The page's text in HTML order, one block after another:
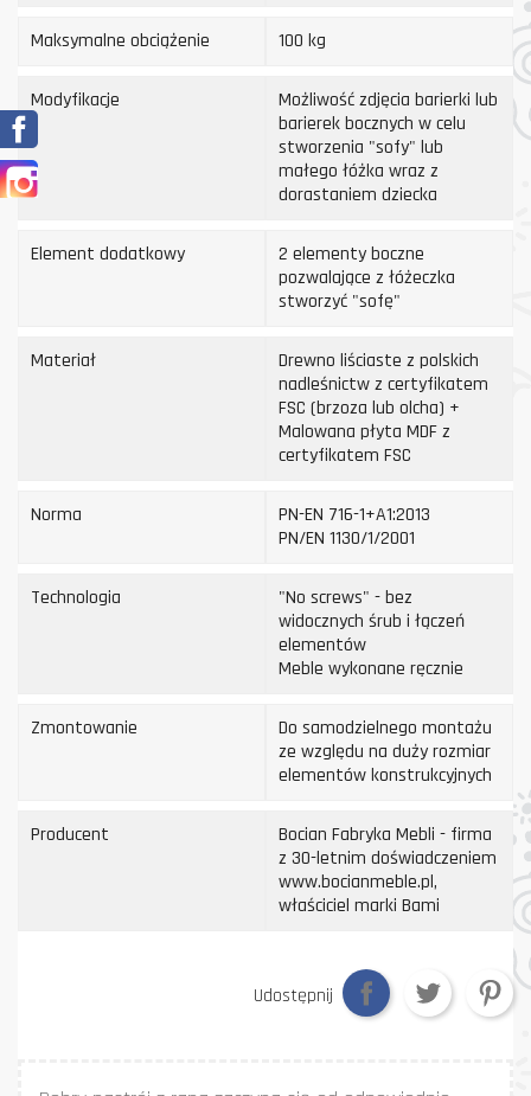
Maksymalne obciążenie 100 kg
Modyfikacje
Możliwość zdjęcia barierki lub
barierek bocznych w celu
stworzenia "sofy" lub
małego łóżka wraz z
dorastaniem dziecka
Element dodatkowy
2 elementy boczne
pozwalające z łóżeczka
stworzyć "sofę"
Materiał
Drewno liściaste z polskich
nadleśnictw z certyfikatem
FSC (brzoza lub olcha) +
Malowana płyta MDF z
certyfikatem FSC
Norma
PN-EN 716-1+A1:2013
PN/EN 1130/1/2001
Technologia
"No screws" - bez
widocznych śrub i łączeń
elementów
Meble wykonane ręcznie
Zmontowanie
Do samodzielnego montażu
ze względu na duży rozmiar
elementów konstrukcyjnych
Producent
Bocian Fabryka Mebli - firma
z 30-letnim doświadczeniem
www.bocianmeble.pl,
właściciel marki Bami
Udostępnij